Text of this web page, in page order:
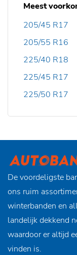
Meest
205/45 R17
205/55 R16
225/40 R18
225/45 R17
225/50 R17
De voordeligste
ons ruim
winterbanden en
landelijk dekkend
waardoor er altijd
vinden is.